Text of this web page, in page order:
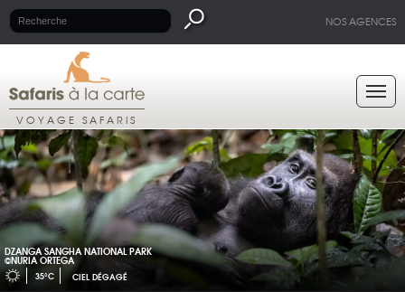
NOS AGENCES
VOYAGE SAFARIS
DZANGA SANGHA NATIONAL PARK
©NURIA ORTEGA
35°C CIEL DÉGAGÉ